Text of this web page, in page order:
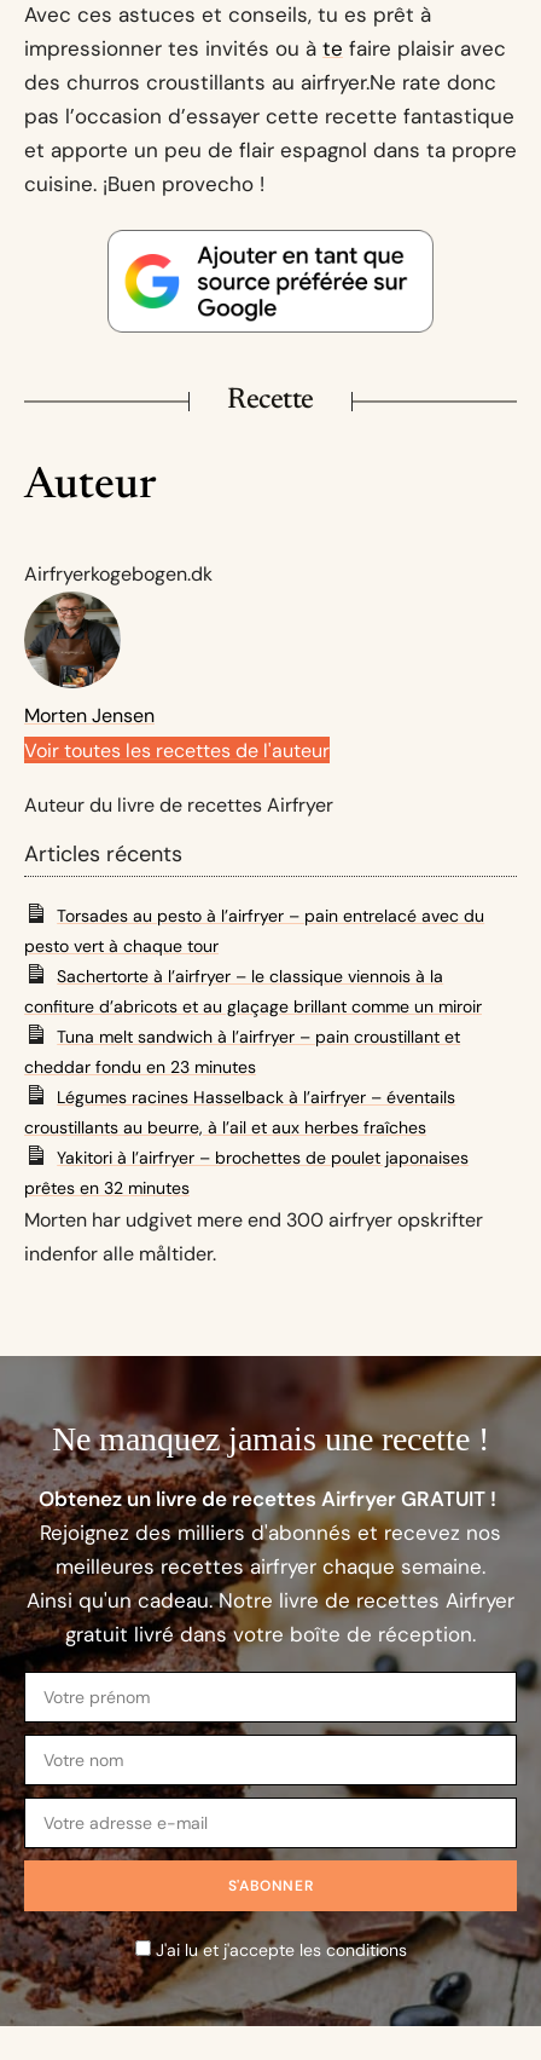
Avec ces astuces et conseils, tu es prêt à
impressionner tes invités ou à te faire plaisir avec
des churros croustillants au airfryer.Ne rate donc
pas l’occasion d’essayer cette recette fantastique
et apporte un peu de flair espagnol dans ta propre
cuisine. ¡Buen provecho !
Recette
Auteur
Airfryerkogebogen.dk
Morten Jensen
Voir toutes les recettes de l'auteur
Auteur du livre de recettes Airfryer
Articles récents
Torsades au pesto à l’airfryer – pain entrelacé avec du
pesto vert à chaque tour
Sachertorte à l’airfryer – le classique viennois à la
confiture d’abricots et au glaçage brillant comme un miroir
Tuna melt sandwich à l’airfryer – pain croustillant et
cheddar fondu en 23 minutes
Légumes racines Hasselback à l’airfryer – éventails
croustillants au beurre, à l’ail et aux herbes fraîches
Yakitori à l’airfryer – brochettes de poulet japonaises
prêtes en 32 minutes
Morten har udgivet mere end 300 airfryer opskrifter
indenfor alle måltider.
Ne manquez jamais une recette !
Obtenez un livre de recettes Airfryer GRATUIT !
Rejoignez des milliers d'abonnés et recevez nos
meilleures recettes airfryer chaque semaine.
Ainsi qu'un cadeau. Notre livre de recettes Airfryer
gratuit livré dans votre boîte de réception.
J'ai lu et j'accepte les conditions